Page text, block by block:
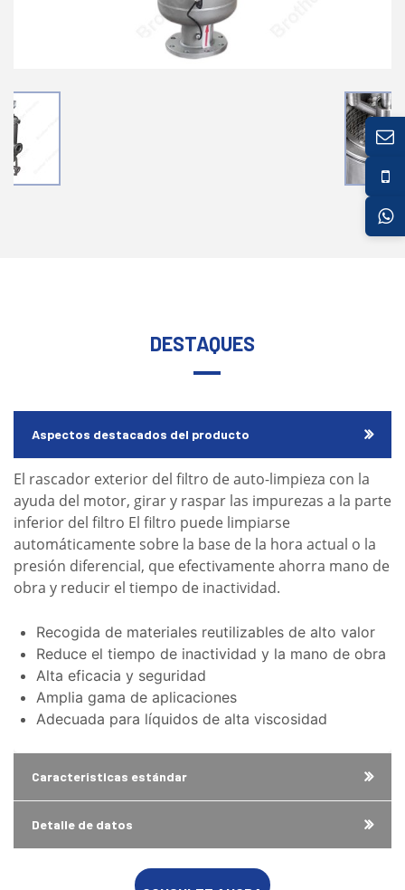
DESTAQUES
Aspectos destacados del producto
El rascador exterior del filtro de auto-limpieza con la
ayuda del motor, girar y raspar las impurezas a la parte
inferior del filtro El filtro puede limpiarse
automáticamente sobre la base de la hora actual o la
presión diferencial, que efectivamente ahorra mano de
obra y reducir el tiempo de inactividad.
Recogida de materiales reutilizables de alto valor
Reduce el tiempo de inactividad y la mano de obra
Alta eficacia y seguridad
Amplia gama de aplicaciones
Adecuada para líquidos de alta viscosidad
Características estándar
Detalle de datos